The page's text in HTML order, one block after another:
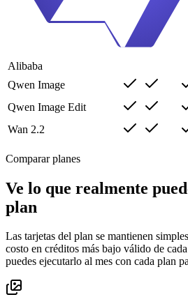
Alibaba
Qwen Image
Qwen Image Edit
Wan 2.2
Comparar planes
Ve lo que realmente
plan
Las tarjetas del plan se mantienen
costo en créditos más bajo válido de
puedes ejecutarlo al mes con cada plan